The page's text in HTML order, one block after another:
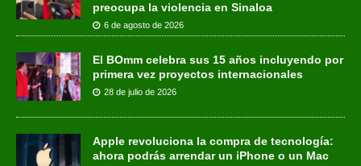
preocupa la violencia en Sinaloa
6 de agosto de 2026
El BOmm celebra sus 15 años incluyendo por
primera vez proyectos internacionales
28 de julio de 2026
Apple revoluciona la compra de tecnología:
ahora podrás arrendar un iPhone o un Mac